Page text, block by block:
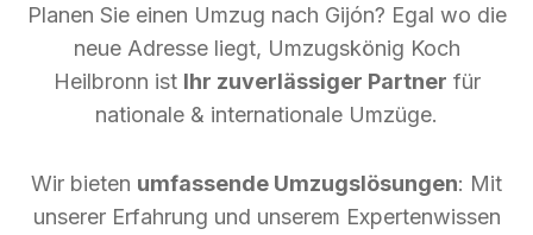
Planen Sie einen Umzug nach Gijón? Egal wo die
neue Adresse liegt, Umzugskönig Koch
Heilbronn ist Ihr zuverlässiger Partner für
nationale & internationale Umzüge.
Wir bieten umfassende Umzugslösungen: Mit
unserer Erfahrung und unserem Expertenwissen